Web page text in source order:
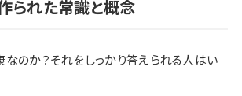
られた常識と概念
なのか？それをしっかり答えられる人はい